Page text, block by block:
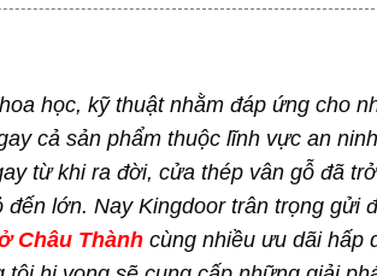
học, kỹ thuật nhằm đáp ứng cho
cả sản phẩm thuộc lĩnh vực an
từ khi ra đời, cửa thép vân gỗ đã
lớn. Nay Kingdoor trân trọng gửi
Châu Thành cùng nhiều ưu dãi hấp